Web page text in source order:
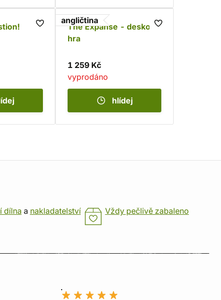
angličtina
The Expanse - desková
hra
1 259 Kč
vyprodáno
hlídej
dílna a nakladatelství Vždy pečlivě zabaleno